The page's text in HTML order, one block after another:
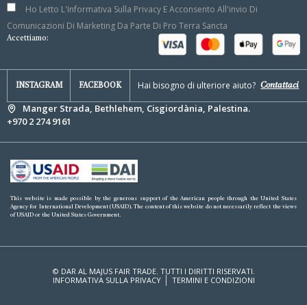
Ho Letto L'Informativa Sulla Privacy E Acconsento All'invio Di
Comunicazioni Di Marketing Da Parte Di Pro Terra Sancta
Accettiamo:
INSTAGRAM FACEBOOK Hai bisogno di ulteriore aiuto? Contattaci
Manger Strada, Bethlehem, Cisgiordània, Palestina.
+970 2 274 9161
This website is made possible by the generous support of the American people through the United States
Agency for International Development (USAID). The content of this website do not necessarily reflect the views
of USAID or the United States Government.
© DAR AL MAJUS FAIR TRADE. TUTTI I DIRITTI RISERVATI.
INFORMATIVA SULLA PRIVACY
TERMINI E CONDIZIONI